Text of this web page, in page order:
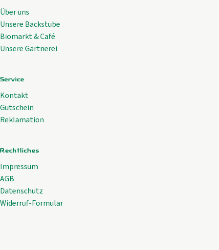
Über uns
Unsere Backstube
Biomarkt & Café
Unsere Gärtnerei
Service
Kontakt
Gutschein
Reklamation
Rechtliches
Impressum
AGB
Datenschutz
Widerruf-Formular